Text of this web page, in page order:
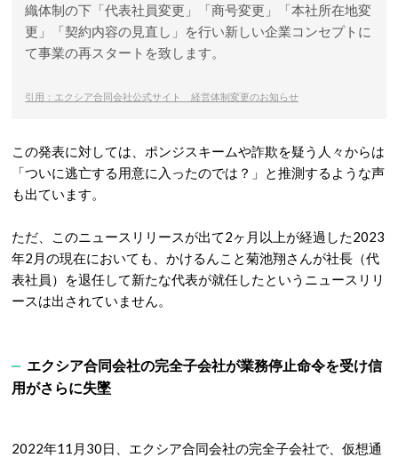
織体制の下「代表社員変更」「商号変更」「本社所在地変
更」「契約内容の見直し」を行い新しい企業コンセプトに
て事業の再スタートを致します。
引用：エクシア合同会社公式サイト 経営体制変更のお知らせ
この発表に対しては、ポンジスキームや詐欺を疑う人々からは
「ついに逃亡する用意に入ったのでは？」と推測するような声
も出ています。
ただ、このニュースリリースが出て2ヶ月以上が経過した2023
年2月の現在においても、かけるんこと菊池翔さんが社長（代
表社員）を退任して新たな代表が就任したというニュースリリ
ースは出されていません。
エクシア合同会社の完全子会社が業務停止命令を受け信
用がさらに失墜
2022年11月30日、エクシア合同会社の完全子会社で、仮想通